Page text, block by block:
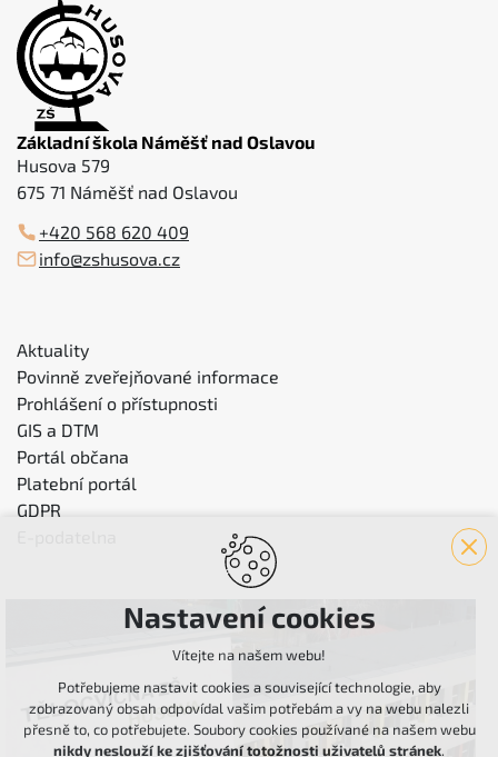
Základní škola Náměšť nad Oslavou
Husova 579
675 71 Náměšť nad Oslavou
+420 568 620 409
info@zshusova.cz
Aktuality
Povinně zveřejňované informace
Prohlášení o přístupnosti
GIS a DTM
Portál občana
Platební portál
GDPR
Nastavení cookies
Vítejte na našem webu!
Potřebujeme nastavit cookies a související technologie, aby
zobrazovaný obsah odpovídal vašim potřebám a vy na webu nalezli
přesně to, co potřebujete. Soubory cookies používané na našem webu
nikdy neslouží ke zjišťování totožnosti uživatelů stránek.